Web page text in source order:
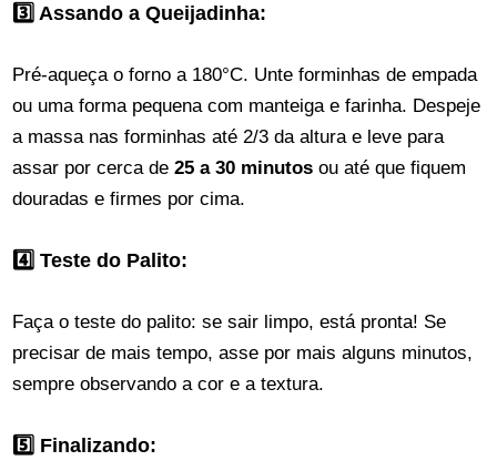
3️⃣ Assando a Queijadinha:
Pré-aqueça o forno a 180°C. Unte forminhas de empada
ou uma forma pequena com manteiga e farinha. Despeje
a massa nas forminhas até 2/3 da altura e leve para
assar por cerca de25 a 30 minutos ou até que fiquem
douradas e firmes por cima.
4️⃣ Teste do Palito:
Faça o teste do palito: se sair limpo, está pronta! Se
precisar de mais tempo, asse por mais alguns minutos,
sempre observando a cor e a textura.
5️⃣ Finalizando: